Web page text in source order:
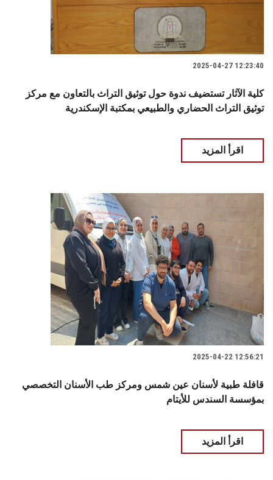
2025-04-27 12:23:40
كلية الآثار تستضيف ندوة حول توثيق التراث بالتعاون مع مركز
توثيق التراث الحضاري والطبيعي بمكتبة الإسكندرية
اقرأ المزيد
2025-04-22 12:56:21
قافلة طبية لأسنان عين شمس ومركز طب الأسنان التخصصي
بمؤسسة السندس للأيتام
اقرأ المزيد